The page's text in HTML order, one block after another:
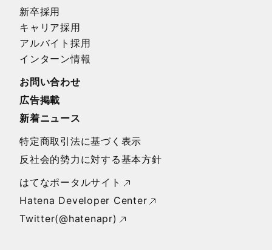
新卒採用
キャリア採用
アルバイト採用
インターン情報
お問い合わせ
広告掲載
新着ニュース
特定商取引法に基づく表示
反社会的勢力に対する基本方針
はてなポータルサイト
Hatena Developer Center
Twitter(@hatenapr)